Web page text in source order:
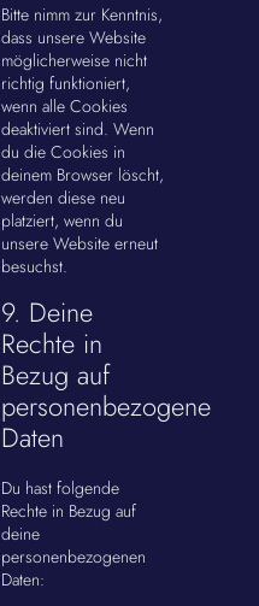
Bitte nimm zur Kenntnis,
dass unsere Website
möglicherweise nicht
richtig funktioniert,
wenn alle Cookies
deaktiviert sind. Wenn
du die Cookies in
deinem Browser löscht,
werden diese neu
platziert, wenn du
unsere Website erneut
besuchst.
9. Deine
Rechte in
Bezug auf
personenbezogene
Daten
Du hast folgende
Rechte in Bezug auf
deine
personenbezogenen
Daten: